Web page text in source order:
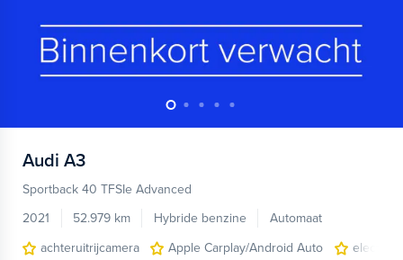
Audi A3
Sportback 40 TFSIe Advanced
2021
52.979 km Hybride benzine
Automaat
achteruitrijcamera
Apple Carplay/Android Auto